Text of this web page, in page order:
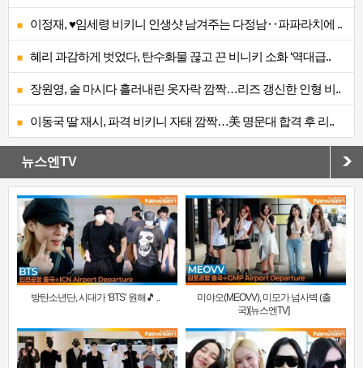
이정재, ♥임세령 비키니 인생샷 남겨주는 다정남‥파파라치에 ..
혜리 과감하게 벗었다, 탄수화물 끊고 끈 비니키 소화 ‘역대급..
장원영, 술 마시다 흘러내린 옷자락 깜짝…리즈 갱신한 인형 비..
이동국 딸 재시, 파격 비키니 자태 깜짝…美 명문대 합격 후 리..
뉴스엔TV
방탄소년단, 시대가 ‘BTS’ 원해🎵 ..
미야오(MEOVV), 미모가 넘사벽 (출
국)[뉴스엔TV]